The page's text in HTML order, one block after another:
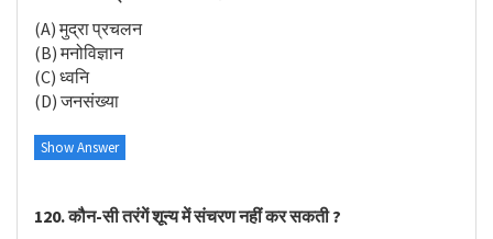
(A) मुद्रा प्रचलन
(B) मनोविज्ञान
(C) ध्वनि
(D) जनसंख्या
Show Answer
120. कौन-सी तरंगें शून्य में संचरण नहीं कर सकती ?